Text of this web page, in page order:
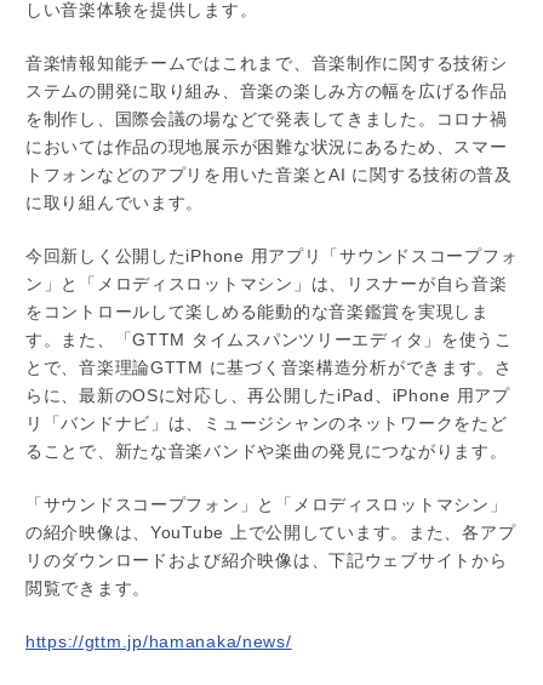
しい音楽体験を提供します。
音楽情報知能チームではこれまで、音楽制作に関する技術シ
ステムの開発に取り組み、音楽の楽しみ方の幅を広げる作品
を制作し、国際会議の場などで発表してきました。コロナ禍
においては作品の現地展示が困難な状況にあるため、スマー
トフォンなどのアプリを用いた音楽とAI に関する技術の普及
に取り組んでいます。
今回新しく公開したiPhone 用アプリ「サウンドスコープフォ
ン」と「メロディスロットマシン」は、リスナーが自ら音楽
をコントロールして楽しめる能動的な音楽鑑賞を実現しま
す。また、「GTTM タイムスパンツリーエディタ」を使うこ
とで、音楽理論GTTM に基づく音楽構造分析ができます。さ
らに、最新のOSに対応し、再公開したiPad、iPhone 用アプ
リ「バンドナビ」は、ミュージシャンのネットワークをたど
ることで、新たな音楽バンドや楽曲の発見につながります。
「サウンドスコープフォン」と「メロディスロットマシン」
の紹介映像は、YouTube 上で公開しています。また、各アプ
リのダウンロードおよび紹介映像は、下記ウェブサイトから
閲覧できます。
https://gttm.jp/hamanaka/news/